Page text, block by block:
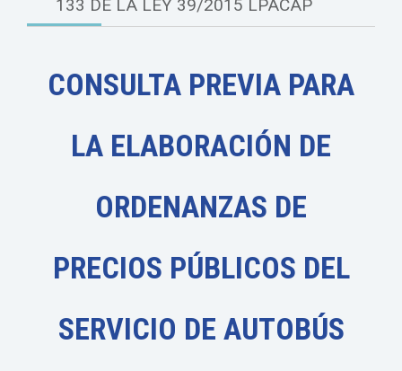
133 DE LA LEY 39/2015 LPACAP
CONSULTA PREVIA PARA
LA ELABORACIÓN DE
ORDENANZAS DE
PRECIOS PÚBLICOS DEL
SERVICIO DE AUTOBÚS